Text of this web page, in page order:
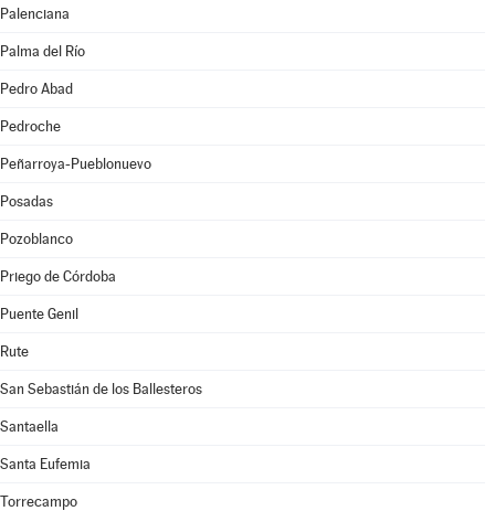
Palenciana
Palma del Río
Pedro Abad
Pedroche
Peñarroya-Pueblonuevo
Posadas
Pozoblanco
Priego de Córdoba
Puente Genil
Rute
San Sebastián de los Ballesteros
Santaella
Santa Eufemia
Torrecampo